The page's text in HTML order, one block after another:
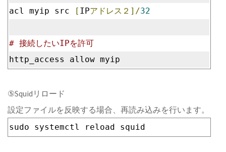
acl myip src
[ IPアドレス２]/32
# 接続したいIPを許可
http_access allow myip
⑤Squidリロード
設定ファイルを反映する場合、再読み込みを行います。
sudo systemctl reload squid